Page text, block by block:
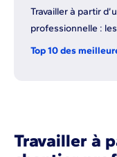
Travailler à partir
professionnelle :
Top 10 des
Travailler à